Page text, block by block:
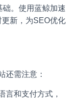
。使用蓝鲸加速
新，为SEO优化
还需注意：
言和支付方式，